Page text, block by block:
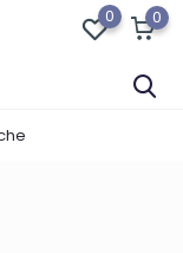
0 0